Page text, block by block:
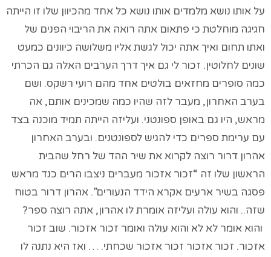
על אותו נושא מלמדים אותו נושא כל אחד מהכיוון שלו זו הייתה
חגיגה מוחלטת כי פתאום אתה רואה את הריבוי הפנים של
ואתו תחום ואיך אתה יכול לגשת אליו משלושה כיוונים כמעט
שונים לחלוטין. זכור לי גם איך דרך הערבים האלה גם הכרתי
כמה סופרים מחזאים בולטים אחד מהם רועי רשקס. ושם
בערב האחרון, מעבר לזה שהיו כמה שמכינים אותם, אה
מראש, היו גם באופן ספונטני. ועליזה הייתה תמיד מוכנה בצד
עם ערימת ספרים כדי להגיש לספונטנים. ובערב האחרון
אהרון דרור רוצה לקרוא את שיר ההד של רחל שהבית
הראשון שלו זה “זכור אזכור מעברים ניצבו הרים כנד מראש
פסגה בשיר ארעים אקרא הידד הנעורים”. אהרון דרור בטוח
שזה.. והוא עולה ועליזה אומרת לו אהרון, אתה רוצה ספר?
והוא אומר לא לא והוא עולה ואומר זכור אזכור. שוב זכור
אזכור. זכור אזכור זכור אזכור שכחתי. … ואז היא נתנה לו